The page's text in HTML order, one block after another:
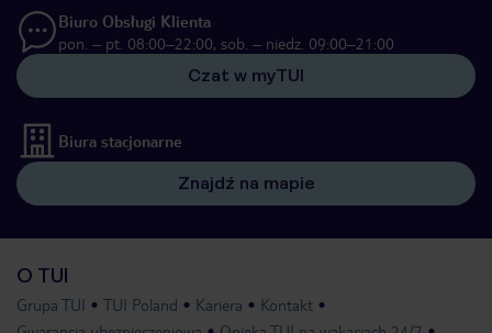
Biuro Obsługi Klienta
pon. – pt. 08:00–22:00, sob. – niedz. 09:00–21:00
Czat w myTUI
Biura stacjonarne
Znajdź na mapie
O TUI
Grupa TUI TUI Poland Kariera
Kontakt